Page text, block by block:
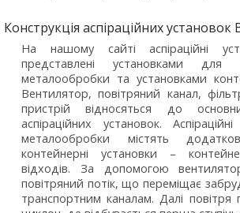
Конструкція аспіраційних
На нашому сайті аспіраційні
представлені установками для
металообробки та установками
Вентилятор, повітряний канал,
пристрій відносяться до
аспіраційних установок.
металообробки містять
контейнерні установки –
відходів. За допомогою
повітряний потік, що переміщає
транспортним каналам. Далі повітря